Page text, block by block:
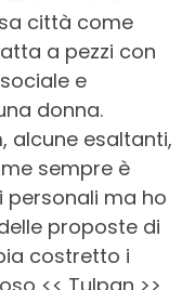
città come
a pezzi con
e
donna.
alcune esaltanti,
sempre è
personali ma ho
proposte di
costretto i